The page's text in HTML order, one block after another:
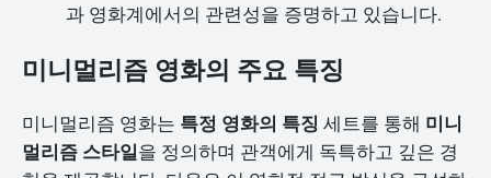
과 영화계에서의 관련성을 증명하고 있습니다.
미니멀리즘 영화의 주요 특징
미니멀리즘 영화는 특정 영화의 특징 세트를 통해 미니
멀리즘 스타일을 정의하며 관객에게 독특하고 깊은 경